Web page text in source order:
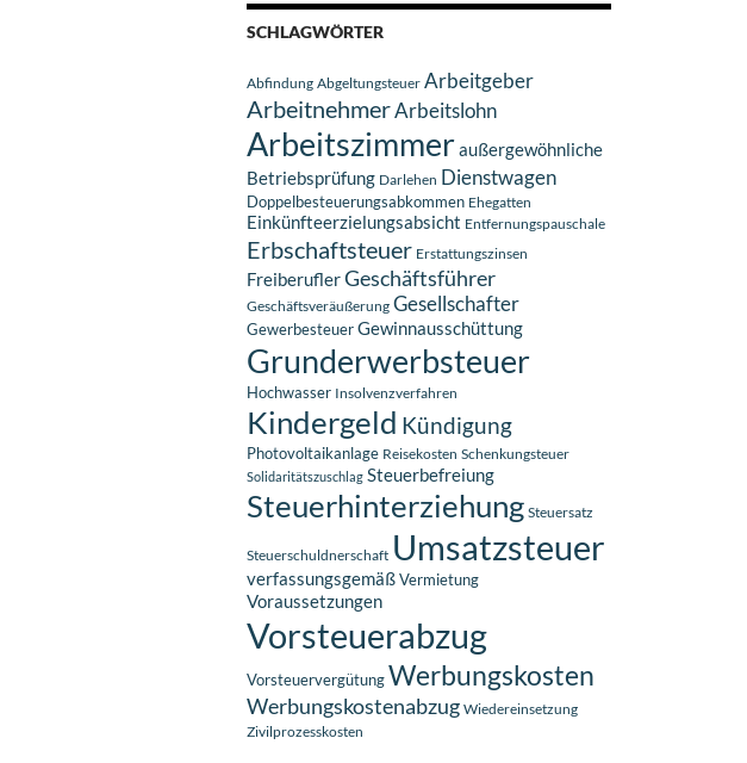
SCHLAGWÖRTER
Abfindung Abgeltungsteuer Arbeitgeber
ArbeitnehmerArbeitslohn
Arbeitszimmeraußergewöhnliche
Betriebsprüfung Darlehen Dienstwagen
Doppelbesteuerungsabkommen Ehegatten
Einkünfteerzielungsabsicht Entfernungspauschale
Erbschaftsteuer Erstattungszinsen
FreiberuflerGeschäftsführer
Geschäftsveräußerung Gesellschafter
GewerbesteuerGewinnausschüttung
Grunderwerbsteuer
Hochwasser Insolvenzverfahren
Kindergeld Kündigung
Photovoltaikanlage Reisekosten Schenkungsteuer
Solidaritätszuschlag Steuerbefreiung
Steuerhinterziehung Steuersatz
Steuerschuldnerschaft Umsatzsteuer
verfassungsgemäßVermietung
Voraussetzungen
Vorsteuerabzug
VorsteuervergütungWerbungskosten
Werbungskostenabzug Wiedereinsetzung
Zivilprozesskosten